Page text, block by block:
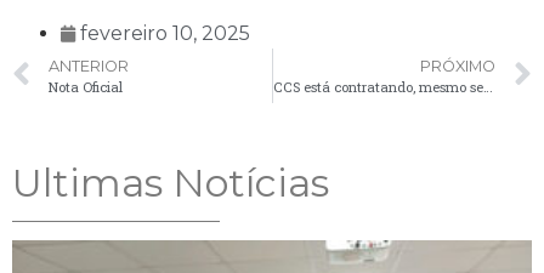
fevereiro 10, 2025
ANTERIOR
Nota Oficial
PRÓXIMO
CCS está contratando, mesmo sem experiência
Ultimas Notícias